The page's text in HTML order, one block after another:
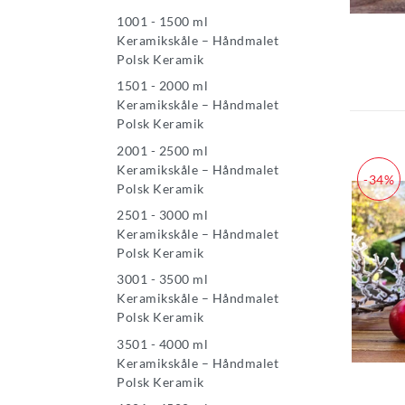
1001 - 1500 ml
Keramikskåle – Håndmalet
Polsk Keramik
1501 - 2000 ml
Keramikskåle – Håndmalet
Polsk Keramik
2001 - 2500 ml
Keramikskåle – Håndmalet
Polsk Keramik
2501 - 3000 ml
Keramikskåle – Håndmalet
Polsk Keramik
3001 - 3500 ml
Keramikskåle – Håndmalet
Polsk Keramik
3501 - 4000 ml
Keramikskåle – Håndmalet
Polsk Keramik
-34%